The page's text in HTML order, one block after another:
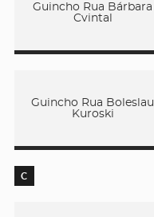
Guincho Rua Bárbara
Cvintal
Guincho Rua Boleslau
Kuroski
C